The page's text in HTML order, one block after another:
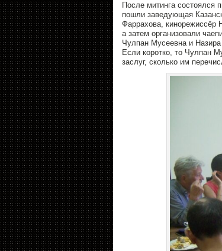
После митинга состоялся
пошли заведующая
Фаррахова,
а затем организовали
Чулпан Мусеевна и
Если коротко, то Чулпан
заслуг, сколько им